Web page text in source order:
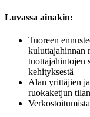
Luvassa ainakin:
Tuoreen
kuluttajahinnan
tuottajahintojen
kehityksestä
Alan yrittäjien
ruokaketjun